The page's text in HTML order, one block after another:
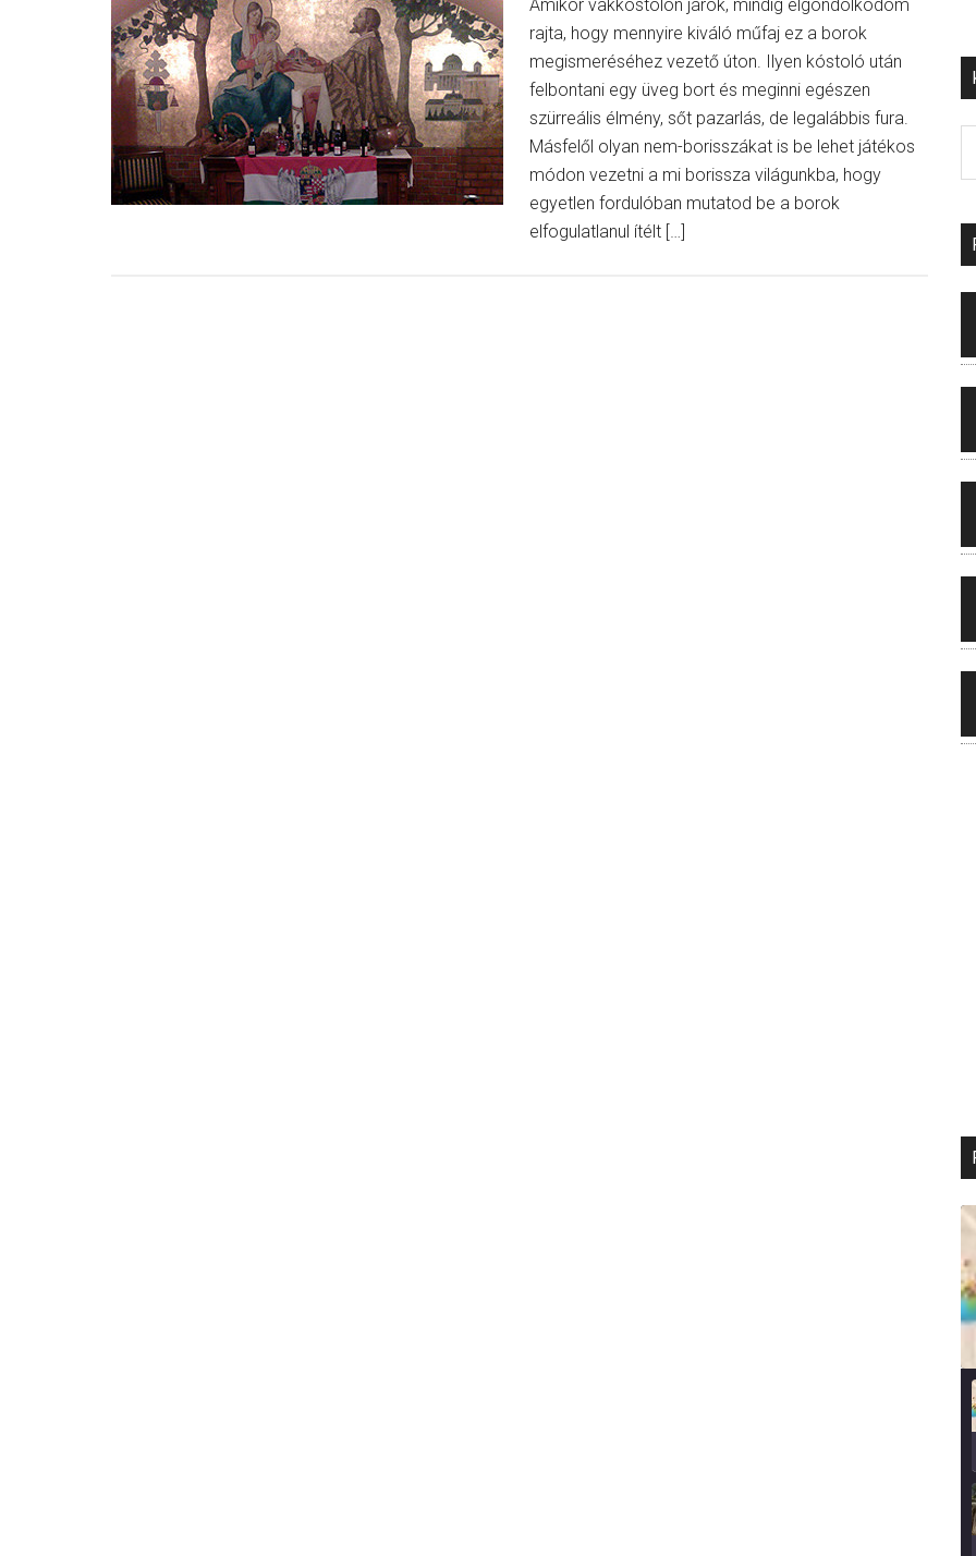
Amikor vakkóstolón járok, mindig elgondolkodom
rajta, hogy mennyire kiváló műfaj ez a borok
megismeréséhez vezető úton. Ilyen kóstoló után
felbontani egy üveg bort és meginni egészen
szürreális élmény, sőt pazarlás, de legalábbis fura.
Másfelől olyan nem-borisszákat is be lehet játékos
módon vezetni a mi borissza világunkba, hogy
egyetlen fordulóban mutatod be a borok
elfogulatlanul ítélt […]